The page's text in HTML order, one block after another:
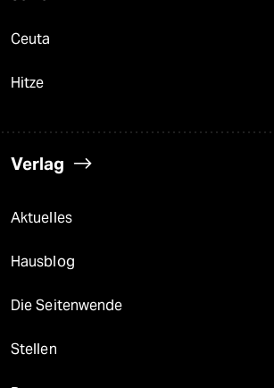
Ceuta
Hitze
Verlag
Aktuelles
Hausblog
Die Seitenwende
Stellen